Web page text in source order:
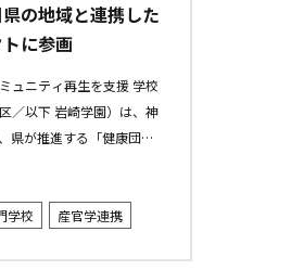
の地域と連携した
に参画
ュニティ再生を支援 学校
／以下 岩崎学園）は、神
県が推進する「健康団地
学校
産官学連携